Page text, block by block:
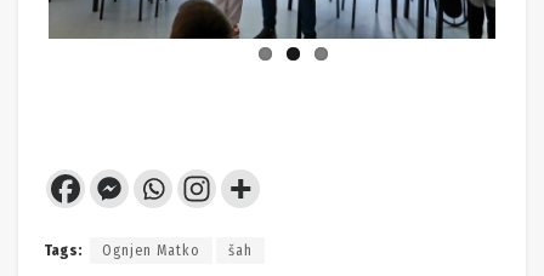
Tags: Ognjen Matko šah